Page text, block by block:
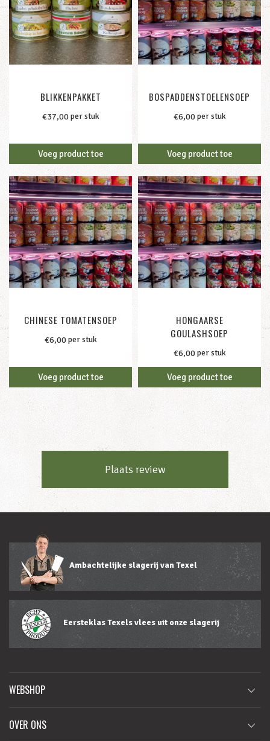
BLIKKENPAKKET
€37,00per stuk
Voeg product toe
BOSPADDENSTOELENSOEP
€6,00per stuk
Voeg product toe
CHINESE TOMATENSOEP
€6,00per stuk
Voeg product toe
HONGAARSE
GOULASHSOEP
€6,00per stuk
Voeg product toe
Plaats review
Ambachtelijke slagerij van Texel
Eersteklas Texels vlees uit onze slagerij
WEBSHOP
OVER ONS